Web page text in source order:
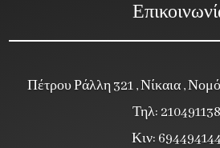
Πέτρου Ράλλη 321 , Νίκαια ,
Τηλ:
Κιν: